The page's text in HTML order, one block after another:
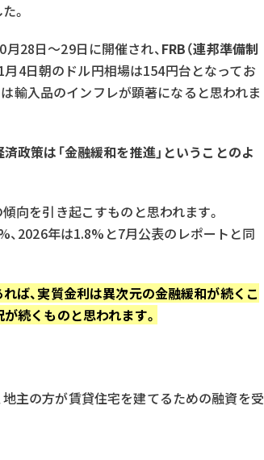
。
28日～29日に開催され、FRB（連邦準備制
4日朝のドル円相場は154円台となってお
輸入品のインフレが顕著になると思われま
政策は「金融緩和を推進」ということのよ
向を引き起こすものと思われます。
、2026年は1.8%と7月公表のレポートと同
ば、実質金利は異次元の金融緩和が続くこ
続くものと思われます。
主の方が賃貸住宅を建てるための融資を受